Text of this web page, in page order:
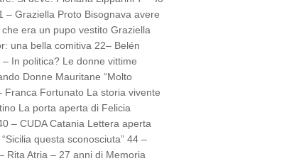
– Graziella Proto Bisognava avere
era un pupo vestito Graziella
una bella comitiva 22– Belén
In politica? Le donne vittime
Donne Mauritane “Molto
Franca Fortunato La storia vivente
La porta aperta di Felicia
– CUDA Catania Lettera aperta
questa sconosciuta” 44 –
Rita Atria – 27 anni di Memoria